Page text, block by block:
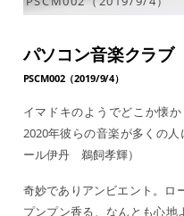
パソコン音楽クラブ
PSCM002（2019/9/4）
イマドキのようでどこか懐
2020年彼らの音楽が多くの
ール伊丹 鵜飼孝輝）
奇妙でありアンビエント。ロ
プンプン香る、なんとも心